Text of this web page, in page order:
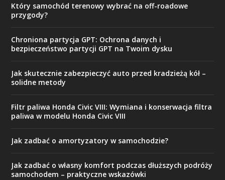
Który samochód terenowy wybrać na off-roadowe
przygody?
Chroniona partycja GPT: Ochrona danych i
bezpieczeństwo partycji GPT na Twoim dysku
Jak skutecznie zabezpieczyć auto przed kradzieżą kół –
solidne metody
Filtr paliwa Honda Civic VIII: Wymiana i konserwacja filtra
paliwa w modelu Honda Civic VIII
Jak zadbać o amortyzatory w samochodzie?
Jak zadbać o własny komfort podczas dłuższych podróży
samochodem – praktyczne wskazówki